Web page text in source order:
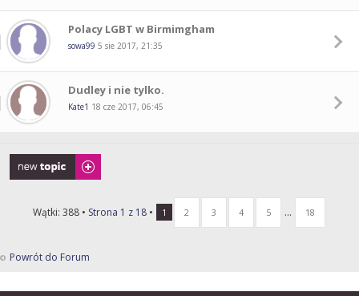
Polacy LGBT w Birmimgham
sowa99 5 sie 2017, 21:35
Dudley i nie tylko.
Kate1 18 cze 2017, 06:45
Napisz wątek
Wątki: 388 • Strona 1 z 18 • 1 2 3 4 5 ... 18
Powrót do Forum